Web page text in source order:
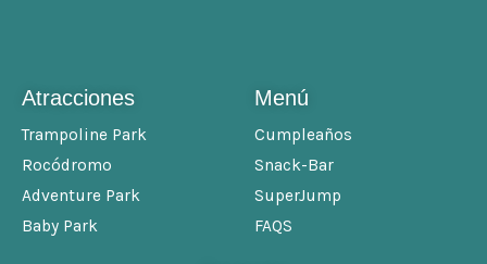
Atracciones
Trampoline Park
Rocódromo
Adventure Park
Baby Park
Menú
Cumpleaños
Snack-Bar
SuperJump
FAQS